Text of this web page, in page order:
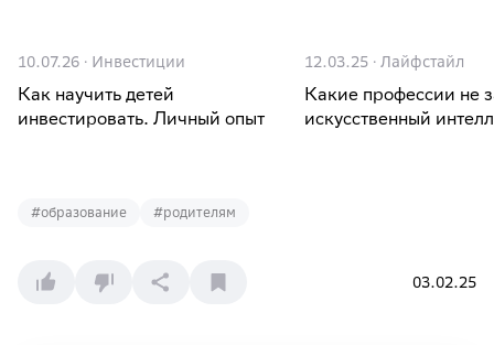
10.07.26 · Инвестиции
Как научить детей
инвестировать. Личный опыт
12.03.25 · Лайфстайл
Какие профессии не
искусственный
#образование #родителям
03.02.25